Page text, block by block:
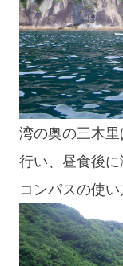
湾の奥の三木
行い、昼食後に
コンパスの使